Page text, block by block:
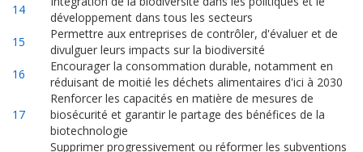
14
développement dans tous les secteurs
15
Permettre aux entreprises de contrôler, d'évaluer et de
divulguer leurs impacts sur la biodiversité
16
Encourager la consommation durable, notamment en
réduisant de moitié les déchets alimentaires d'ici à 2030
17
Renforcer les capacités en matière de mesures de
biosécurité et garantir le partage des bénéfices de la
biotechnologie
Supprimer progressivement ou réformer les subventions